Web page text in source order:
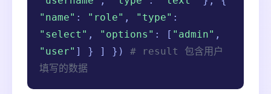
"name" : "role" , "type" :
"select" , "options" : [ "admin" ,
"user" ] } ] }) # result 包含用户
填写的数据